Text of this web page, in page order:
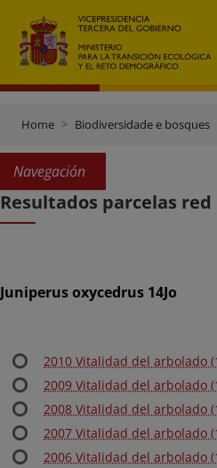
Home Biodiversidade e bosques
Navegación
Resultados parcelas red
Juniperus oxycedrus 14Jo
2010 Vitalidad del arbolado
2009 Vitalidad del arbolado
2008 Vitalidad del arbolado
2007 Vitalidad del arbolado
2006 Vitalidad del arbolado